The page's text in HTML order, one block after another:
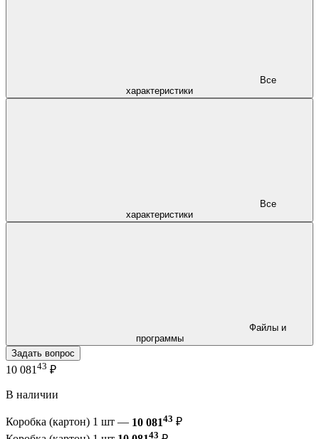
характеристики
характеристики
программы
Задать вопрос
10 081 43 ₽
В наличии
Коробка (картон) 1 шт — 10 08143 ₽
43